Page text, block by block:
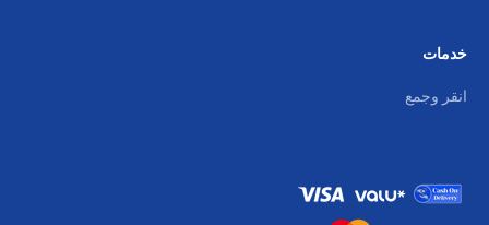
خدمات
انقر وجمع